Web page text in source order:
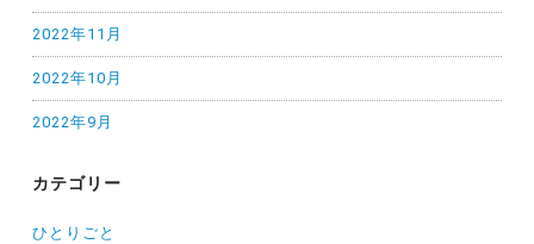
2022年11月
2022年10月
2022年9月
カテゴリー
ひとりごと